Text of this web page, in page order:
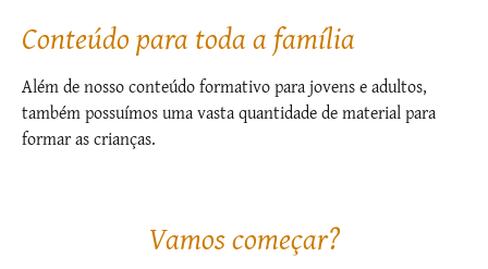
Conteúdo para toda a família
Além de nosso conteúdo formativo para jovens e adultos,
também possuímos uma vasta quantidade de material para
formar as crianças.
Vamos começar?